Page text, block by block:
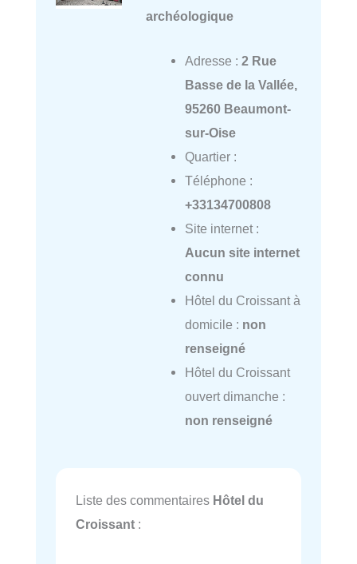
archéologique
Adresse : 2 Rue
Basse de la Vallée,
95260 Beaumont-
sur-Oise
Quartier :
Téléphone :
+33134700808
Site internet :
Aucun site internet
connu
Hôtel du Croissant à
domicile : non
renseigné
Hôtel du Croissant
ouvert dimanche :
non renseigné
Liste des commentaires Hôtel du
Croissant :